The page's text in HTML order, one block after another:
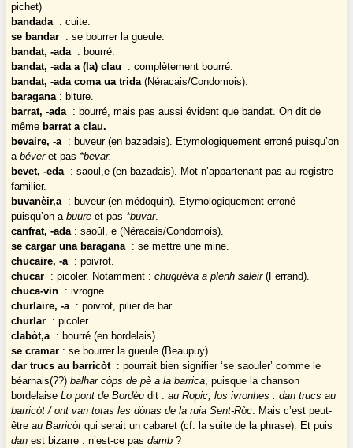
pichet)
bandada : cuite.
se bandar : se bourrer la gueule.
bandat, -ada : bourré.
bandat, -ada a (la) clau
: complètement bourré.
bandat, -ada coma ua trida(Néracais/Condomois).
baragana: biture.
barrat, -ada : bourré, mais pas aussi évident que bandat. On dit de
même barrat a clau.
bevaire, -a : buveur (en bazadais). Etymologiquement erroné puisqu’on
abéveret pas *bevar.
bevet, -eda : saoul,e (en bazadais). Mot n’appartenant pas au registre
familier.
buvanèir,a : buveur (en médoquin). Etymologiquement erroné
puisqu’on abuureet pas *buvar.
canfrat, -ada: saoûl, e (Néracais/Condomois).
se cargar una baragana : se mettre une mine.
chucaire, -a : poivrot.
chucar : picoler. Notamment :chuquèva a plenh salèir(Ferrand).
chuca-vin : ivrogne.
churlaire, -a : poivrot, pilier de bar.
churlar : picoler.
clabòt,a : bourré (en bordelais).
se cramar : se bourrer la gueule (Beaupuy).
dar trucs au barricòt : pourrait bien signifier ‘se saouler’ comme le
béarnais(??)balhar còps de pè a la barrica, puisque la chanson
bordelaiseLo pont de Bordèudit :au Ropic, los ivronhes : dan trucs au
barricòt / ont van totas les dònas de la ruia Sent-Ròc. Mais c’est peut-
êtreau Barricòtqui serait un cabaret (cf. la suite de la phrase). Et puis
danest bizarre : n’est-ce pasdamb ?